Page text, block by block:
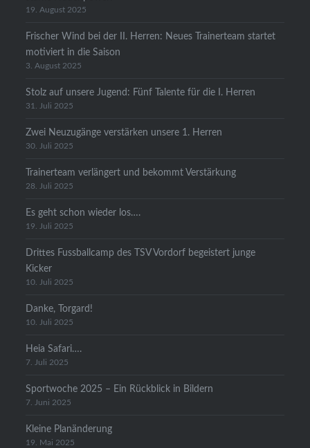
19. August 2025
Frischer Wind bei der II. Herren: Neues Trainerteam startet
motiviert in die Saison
3. August 2025
Stolz auf unsere Jugend: Fünf Talente für die I. Herren
31. Juli 2025
Zwei Neuzugänge verstärken unsere 1. Herren
30. Juli 2025
Trainerteam verlängert und bekommt Verstärkung
28. Juli 2025
Es geht schon wieder los….
19. Juli 2025
Drittes Fussballcamp des TSV Vordorf begeistert junge
Kicker
10. Juli 2025
Danke, Torgard!
10. Juli 2025
Heia Safari….
7. Juli 2025
Sportwoche 2025 – Ein Rückblick in Bildern
7. Juni 2025
Kleine Planänderung
19. Mai 2025